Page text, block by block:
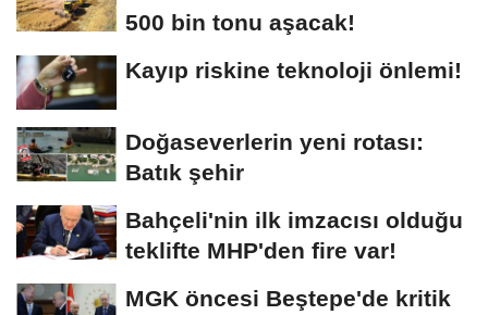
500 bin tonu aşacak!
Kayıp riskine teknoloji önlemi!
Doğaseverlerin yeni rotası:
Batık şehir
Bahçeli'nin ilk imzacısı olduğu
teklifte MHP'den fire var!
MGK öncesi Beştepe'de kritik